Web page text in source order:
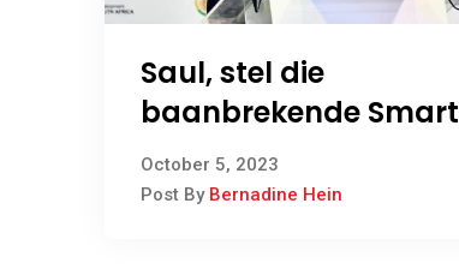
Saul, stel die
baanbrekende Smart
Farming-program
bekend
October 5, 2023
Post By Bernadine Hein